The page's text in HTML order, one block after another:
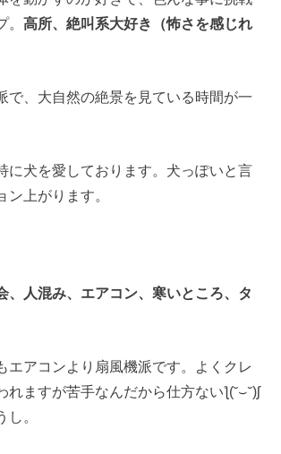
。高所、絶叫系大好き（怖さを感じれ
で、大自然の絶景を見ている時間が一
に犬を愛しております。犬っぽいと言
ン上がります。
、人混み、エアコン、寒いところ、タ
エアコンより扇風機派です。よくクレ
れますが苦手なんだから仕方ないƪ(˘⌣˘)ʃ
し。